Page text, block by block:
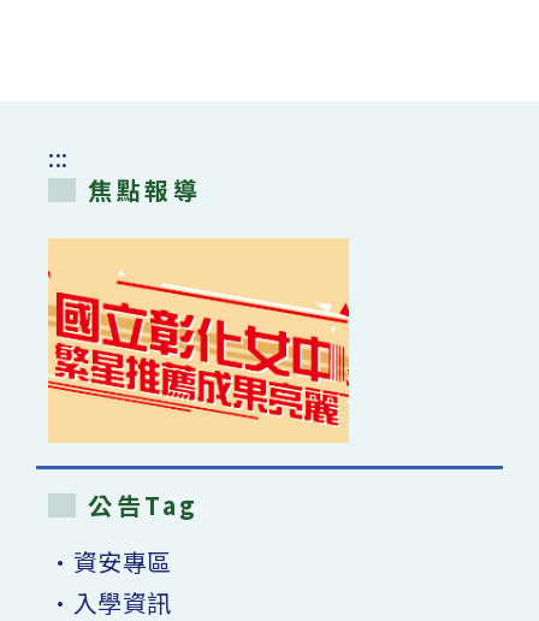
:::
焦點報導
公告Tag
•資安專區
•入學資訊